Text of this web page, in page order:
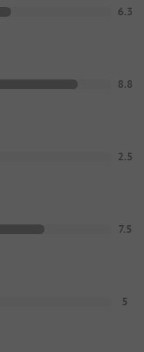
6.3
8.8
2.5
7.5
5